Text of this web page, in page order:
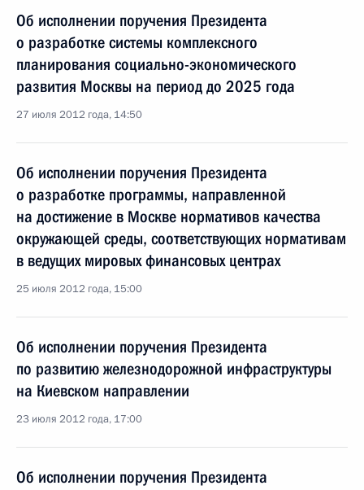
Об исполнении поручения Президента
о разработке системы комплексного
планирования социально-экономического
развития Москвы на период до 2025 года
27 июля 2012 года, 14:50
Об исполнении поручения Президента
о разработке программы, направленной
на достижение в Москве нормативов качества
окружающей среды, соответствующих нормативам
в ведущих мировых финансовых центрах
25 июля 2012 года, 15:00
Об исполнении поручения Президента
по развитию железнодорожной инфраструктуры
на Киевском направлении
23 июля 2012 года, 17:00
Об исполнении поручения Президента